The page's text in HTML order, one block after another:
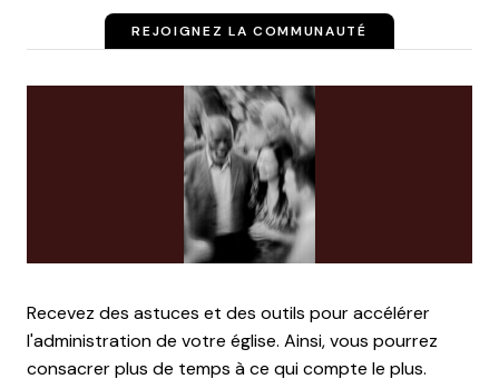
REJOIGNEZ LA COMMUNAUTÉ
Recevez des astuces et des outils pour accélérer
l'administration de votre église. Ainsi, vous pourrez
consacrer plus de temps à ce qui compte le plus.